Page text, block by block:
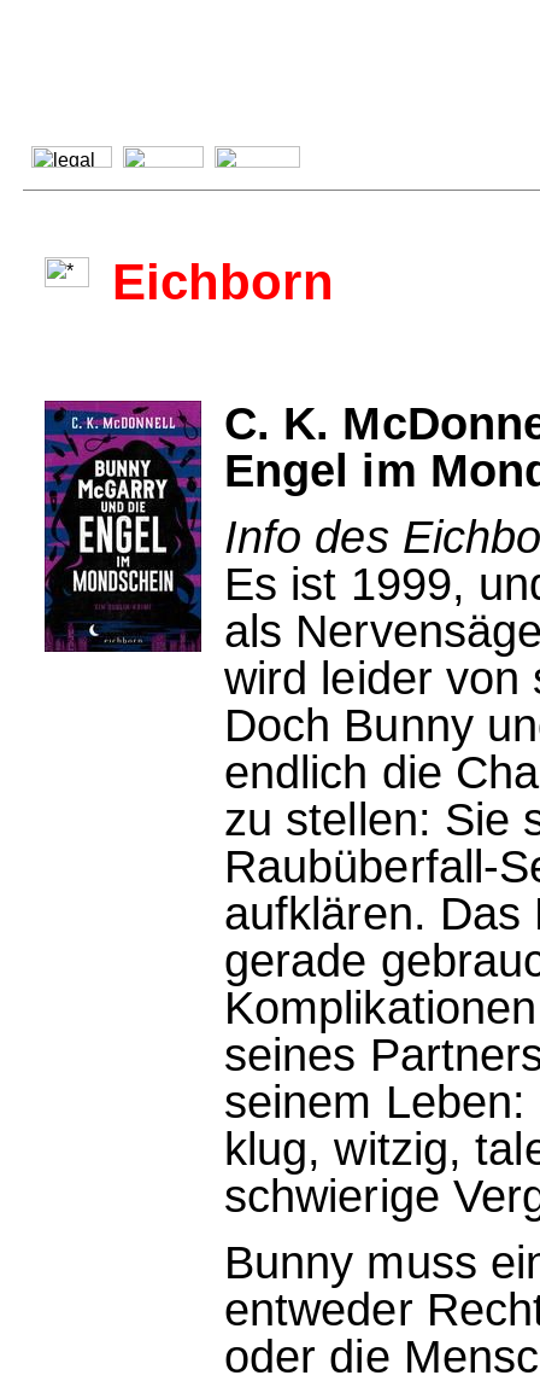
Eichborn
C. K.
Engel im
Info des
Es ist 1999,
als
wird leider von
Doch Bunny
endlich die
zu stellen: Sie
Raubüberfall-
aufklären. Das
gerade
seines
seinem
klug, witzig,
schwierige
Bunny muss
entweder
oder die